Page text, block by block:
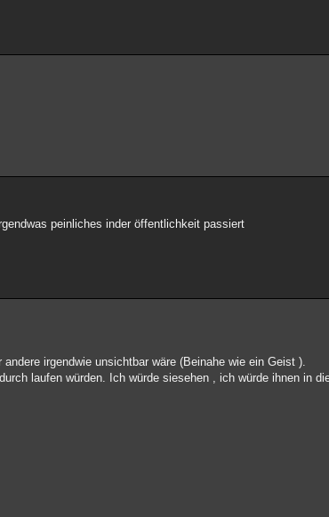
peinliches inder öffentlichkeit passiert
irgendwie unsichtbar wäre (Beinahe wie ein Geist ).
laufen würden. Ich würde siesehen , ich würde ihnen in